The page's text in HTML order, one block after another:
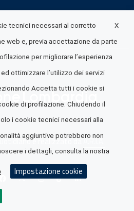
è realizzato daA.R.I.A.
X
tecnici necessari al corretto
web e, previa accettazione da parte
per migliorare l’esperienza
ottimizzare l’utilizzo dei servizi
Accetta tutti i cookie si
di profilazione. Chiudendo il
i cookie tecnici necessari alla
aggiuntive potrebbero non
i dettagli, consulta la nostra
Impostazione cookie